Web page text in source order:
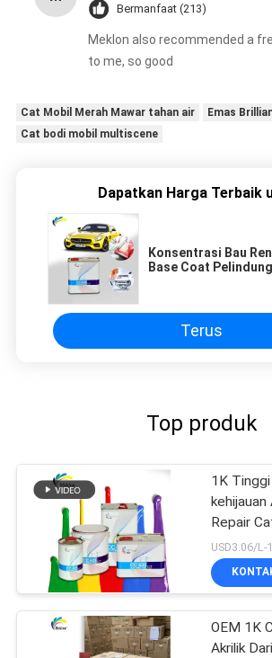
Bermanfaat (213)
Meklon also recommended a
to me, so good
Cat Mobil Merah Mawar tahan air
Emas
Cat bodi mobil multiscene
Dapatkan Harga Terbaik
Konsentrasi Bau
Base Coat
Terus
Top produk
1K
Repair
Refinish
USD3.06/
OEM 1K
Akrilik